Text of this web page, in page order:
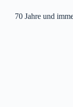
70 Jahre und